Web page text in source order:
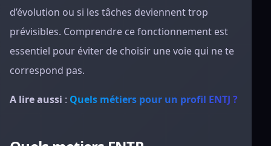
d’évolution ou si les tâches deviennent trop
prévisibles. Comprendre ce fonctionnement est
essentiel pour éviter de choisir une voie qui ne te
correspond pas.
A lire aussi : Quels métiers pour un profil ENTJ ?